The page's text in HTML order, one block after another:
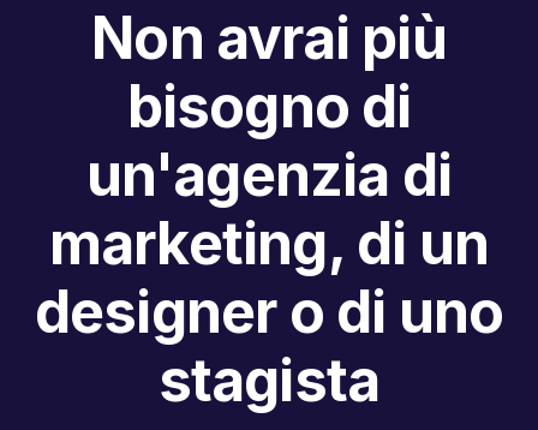
Non avrai più
bisogno di
un'agenzia di
marketing, di un
designer o di uno
stagista